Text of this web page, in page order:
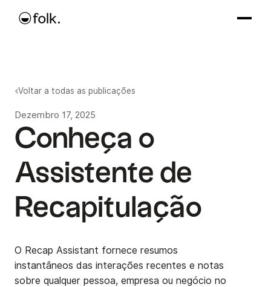
Voltar a todas as publicações
Dezembro 17, 2025
Conheça o
Assistente de
Recapitulação
O Recap Assistant fornece resumos
instantâneos das interações recentes e notas
sobre qualquer pessoa, empresa ou negócio no